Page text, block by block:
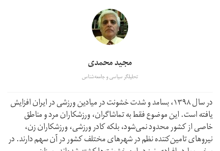
مجید محمدی
تحلیلگر سیاسی و جامعه‌شناس
در سال ۱۳۹۸، بسامد و شدت خشونت در میادین ورزشی در ایران افزایش
یافته است. این موضوع فقط به تماشاگران، ورزشکاران مرد و مناطق
خاصی از کشور محدود نمی‌شود، بلکه کادر ورزشی، ورزشکاران زن،
نیروهای تامین‌کننده‌ نظم در شهرهای مختلف کشور در آن سهم دارند. در